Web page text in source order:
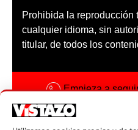
Prohibida la reproducción
cualquier idioma, sin
titular, de todos los
Empieza a